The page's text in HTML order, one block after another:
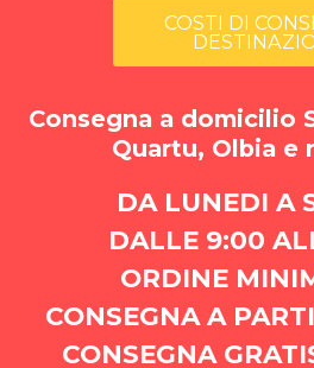
COSTI DI
Consegna a domicilio
Quartu, Olbia e
DA LUNEDI A
DALLE 9:00
ORDINE
CONSEGNA A
CONSEGNA